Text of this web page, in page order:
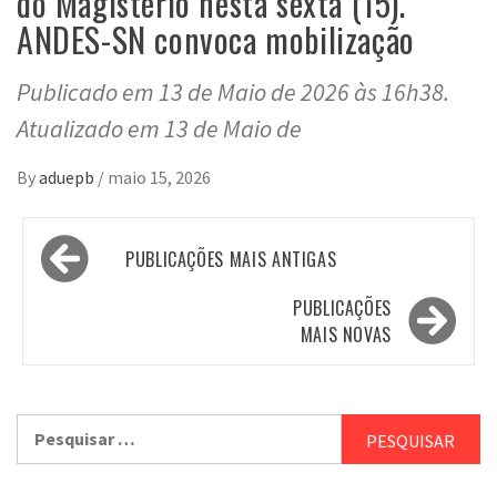
ANDES-SN convoca mobilização
Publicado em 13 de Maio de 2026 às 16h38.
Atualizado em 13 de Maio de
Byaduepb / maio 15, 2026
Navegação
por
PUBLICAÇÕES MAIS ANTIGAS
PUBLICAÇÕES
MAIS NOVAS
por: